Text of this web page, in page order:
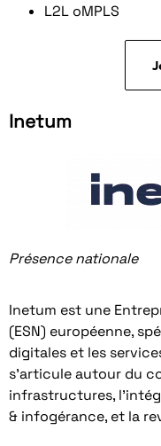
L2L oMPLS
Inetum
Présence nationale
Inetum est une
(ESN) européenne,
digitales et les
s’articule autour du
infrastructures,
& infogérance, et la